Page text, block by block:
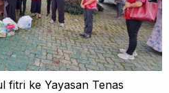
fitri ke Yayasan Tenas